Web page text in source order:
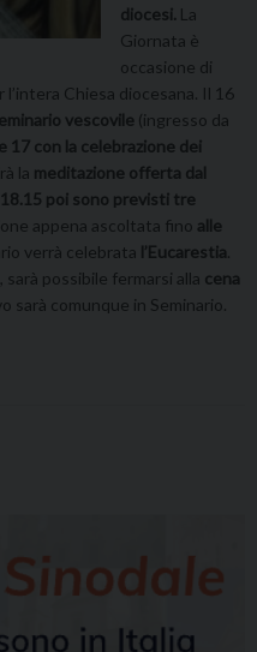
diocesi. La
Giornata è
occasione di
Chiesa diocesana. Il 16
vescovile (ingresso da
17 con la celebrazione dei
la meditazione offerta dal
poi sono previsti tre
appena ascoltata fino alle
verrà celebrata l’Eucarestia
possibile fermarsi alla cena
sarà comunque in Seminario.